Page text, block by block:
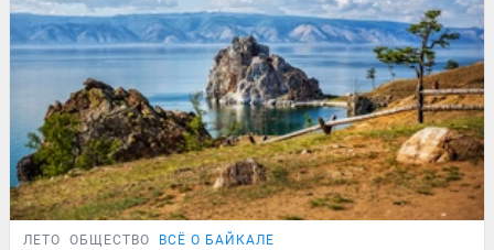
ЛЕТО ОБЩЕСТВО ВСЁ О БАЙКАЛЕ